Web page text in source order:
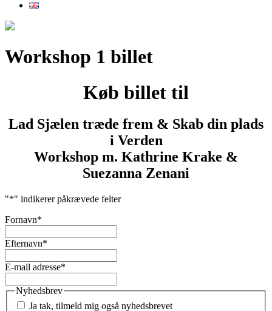
Workshop 1 billet
Køb billet til
Lad Sjælen træde frem & Skab din plads
i Verden
Workshop m. Kathrine Krake &
Suezanna Zenani
"*" indikerer påkrævede felter
Fornavn*
Efternavn*
E-mail adresse*
Nyhedsbrev
Ja tak, tilmeld mig også nyhedsbrevet